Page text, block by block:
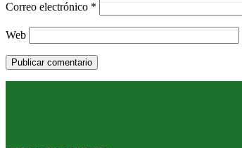
Correo electrónico *
Web